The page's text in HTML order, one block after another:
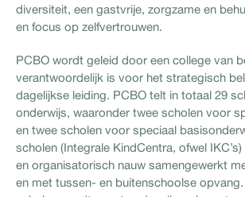
diversiteit, een gastvrije, zorgzame en
en focus op zelfvertrouwen.
PCBO wordt geleid door een college van
verantwoordelijk is voor het strategisch
dagelijkse leiding. PCBO telt in totaal 29
onderwijs, waaronder twee scholen voor
en twee scholen voor speciaal
scholen (Integrale KindCentra, ofwel
en organisatorisch nauw samengewerkt
en met tussen- en buitenschoolse